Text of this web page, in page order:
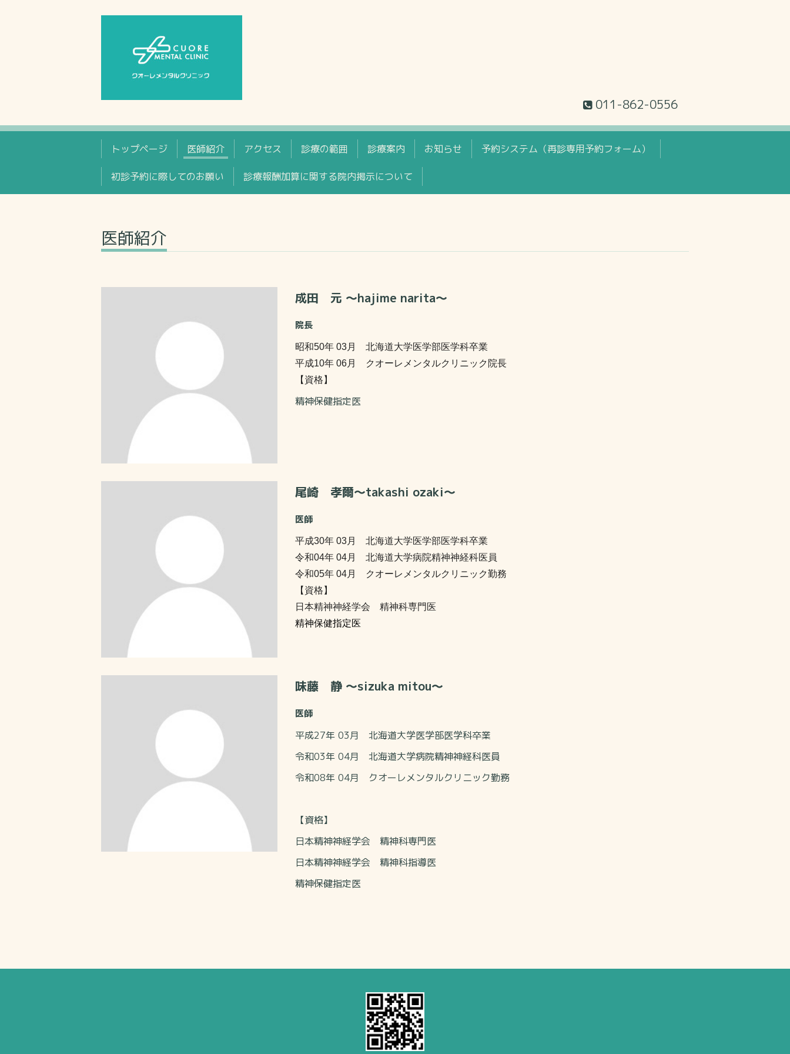
011-862-0556
トップページ 医師紹介 アクセス 診療の範囲 診療案内 お知らせ 予約システム（再診専用予約フォーム）
初診予約に際してのお願い 診療報酬加算に関する院内掲示について
医師紹介
成田 元 ～hajime narita～
院長
昭和50年 03月 北海道大学医学部医学科卒業
平成10年 06月 クオーレメンタルクリニック院長
【資格】
精神保健指定医
尾崎 孝爾～takashi ozaki～
医師
平成30年 03月 北海道大学医学部医学科卒業
令和04年 04月 北海道大学病院精神神経科医員
令和05年 04月 クオーレメンタルクリニック勤務
【資格】
日本精神神経学会 精神科専門医
精神保健指定医
味藤 静 ～sizuka mitou～
医師
平成27年 03月 北海道大学医学部医学科卒業
令和03年 04月 北海道大学病院精神神経科医員
令和08年 04月 クオーレメンタルクリニック勤務
【資格】
日本精神神経学会 精神科専門医
日本精神神経学会 精神科指導医
精神保健指定医